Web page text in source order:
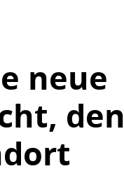
neue
den